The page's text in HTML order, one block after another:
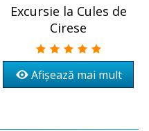
Excursie la Cules de
Cirese
Afișează mai mult